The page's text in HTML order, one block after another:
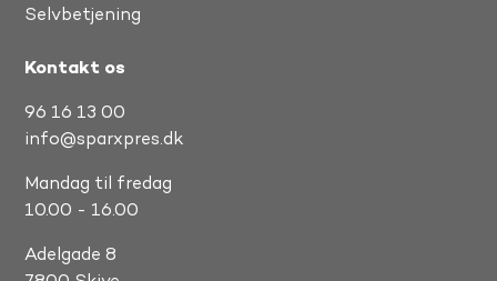
Selvbetjening
Kontakt os
96 16 13 00
info@sparxpres.dk
Mandag til fredag
10.00 - 16.00
Adelgade 8